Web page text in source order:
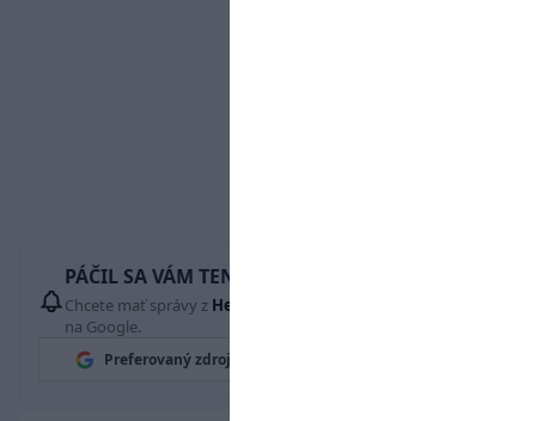
PÁČIL SA VÁM TENTO ČLÁNOK?
Chcete mať správy z Hetrik.sk
na Google.
Preferovaný zdroj